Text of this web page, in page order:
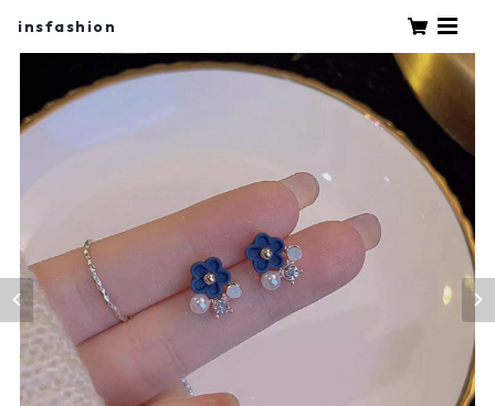
insfashion